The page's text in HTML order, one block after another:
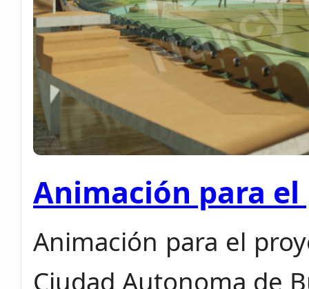
Animación para
Animación para el
Ciudad Autonoma de